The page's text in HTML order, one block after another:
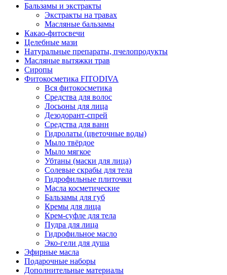
Бальзамы и экстракты
Экстракты на травах
Масляные бальзамы
Какао-фитосвечи
Целебные мази
Натуральные препараты, пчелопродукты
Масляные вытяжки трав
Сиропы
Фитокосметика FITODIVA
Вся фитокосметика
Средства для волос
Лосьоны для лица
Дезодорант-спрей
Средства для ванн
Гидролаты (цветочные воды)
Мыло твёрдое
Мыло мягкое
Убтаны (маски для лица)
Солевые скрабы для тела
Гидрофильные плиточки
Масла косметические
Бальзамы для губ
Кремы для лица
Крем-суфле для тела
Пудра для лица
Гидрофильное масло
Эко-гели для душа
Эфирные масла
Подарочные наборы
Дополнительные материалы